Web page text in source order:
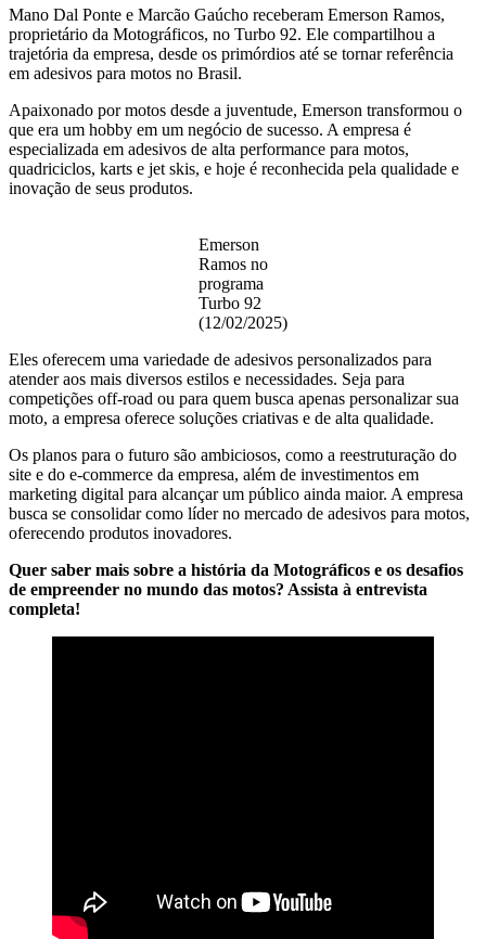
Mano Dal Ponte e Marcão Gaúcho receberam Emerson Ramos,
proprietário da Motográficos, no Turbo 92. Ele compartilhou a
trajetória da empresa, desde os primórdios até se tornar referência
em adesivos para motos no Brasil.
Apaixonado por motos desde a juventude, Emerson transformou o
que era um hobby em um negócio de sucesso. A empresa é
especializada em adesivos de alta performance para motos,
quadriciclos, karts e jet skis, e hoje é reconhecida pela qualidade e
inovação de seus produtos.
Emerson
Ramos no
programa
Turbo 92
(12/02/2025)
Eles oferecem uma variedade de adesivos personalizados para
atender aos mais diversos estilos e necessidades. Seja para
competições off-road ou para quem busca apenas personalizar sua
moto, a empresa oferece soluções criativas e de alta qualidade.
Os planos para o futuro são ambiciosos, como a reestruturação do
site e do e-commerce da empresa, além de investimentos em
marketing digital para alcançar um público ainda maior. A empresa
busca se consolidar como líder no mercado de adesivos para motos,
oferecendo produtos inovadores.
Quer saber mais sobre a história da Motográficos e os desafios
de empreender no mundo das motos? Assista à entrevista
completa!